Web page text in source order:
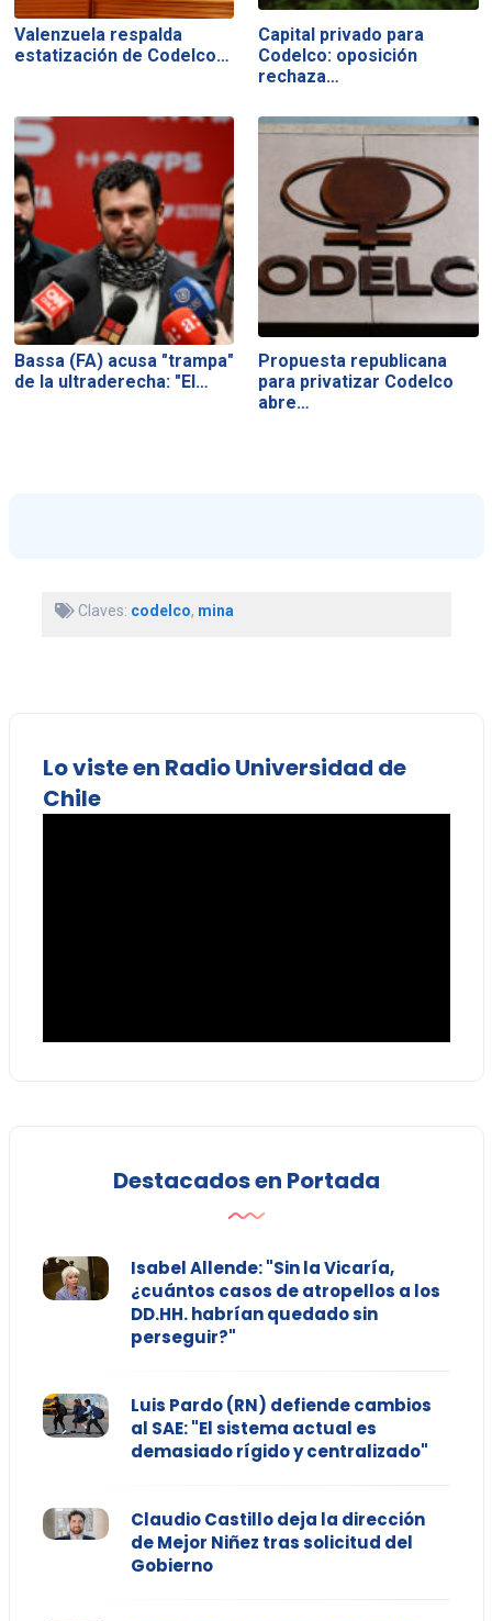
Valenzuela respalda
estatización de Codelco…
Capital privado para
Codelco: oposición
rechaza…
Bassa (FA) acusa "trampa"
de la ultraderecha: "El…
Propuesta republicana
para privatizar Codelco
abre…
Claves: codelco, mina
Lo viste en Radio Universidad de
Chile
Destacados en Portada
Isabel Allende: "Sin la Vicaría,
¿cuántos casos de atropellos a los
DD.HH. habrían quedado sin
perseguir?"
Luis Pardo (RN) defiende cambios
al SAE: "El sistema actual es
demasiado rígido y centralizado"
Claudio Castillo deja la dirección
de Mejor Niñez tras solicitud del
Gobierno